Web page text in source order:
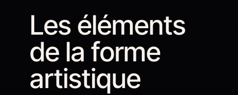
Les éléments
de la forme
artistique